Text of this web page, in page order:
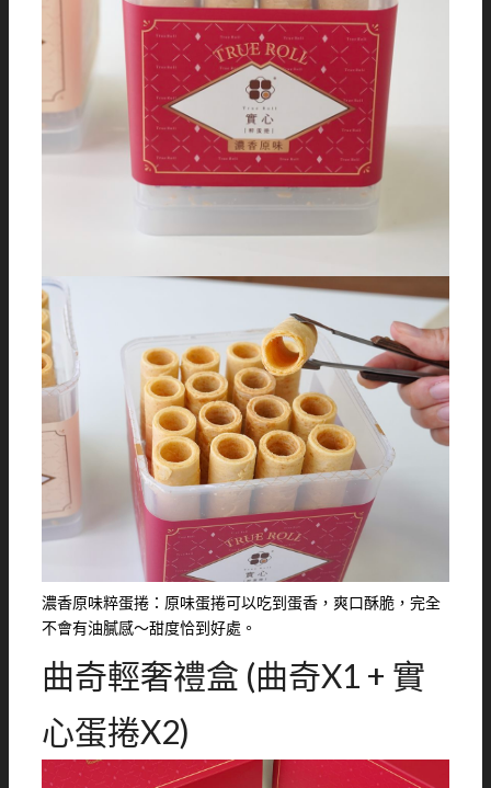
濃香原味粹蛋捲：原味蛋捲可以吃到蛋香，爽口酥脆，完全
不會有油膩感～甜度恰到好處。
曲奇輕奢禮盒 (曲奇X1 + 實
心蛋捲X2)